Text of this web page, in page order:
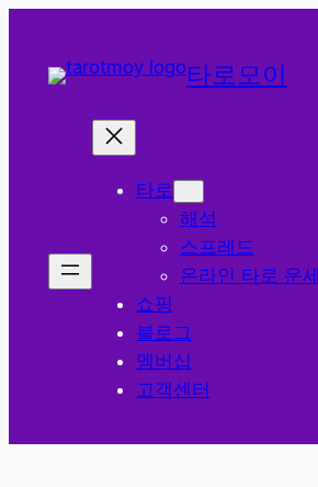
타로모이
타로
해석
스프레드
온라인 타로 운세
쇼핑
블로그
멤버십
고객센터